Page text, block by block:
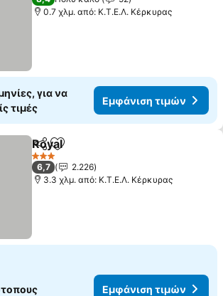
0.7 χλμ. από: Κ.Τ.Ε.Λ. Κέρκυρας
για να
τιμές
Εμφάνιση τιμών
Κοινοποίηση
Προσθήκη στα αγαπημένα
Royal
3 Αστέρια
6,7
2.226
3.3 χλμ. από: Κ.Τ.Ε.Λ. Κέρκυρας
Εμφάνιση τιμών